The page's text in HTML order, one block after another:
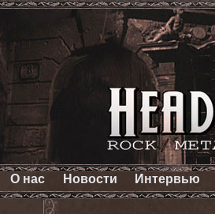
О нас Новости Интервью